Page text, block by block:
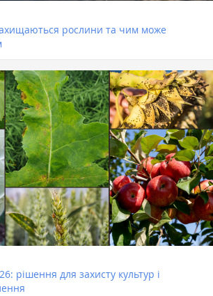
рослини та чим може
рішення для захисту культур і